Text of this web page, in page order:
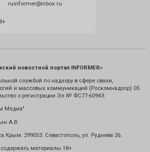
ruinformer@inbox.ru
новостной портал INFORMER»
службой по надзору в сфере связи,
и массовых коммуникаций (Роскомнадзор) 05
о регистрации Эл № ФС77-60943.
Медиа"
А.В.
Крым. 299053. Севастополь, ул. Руднева 26.
материалы 18+